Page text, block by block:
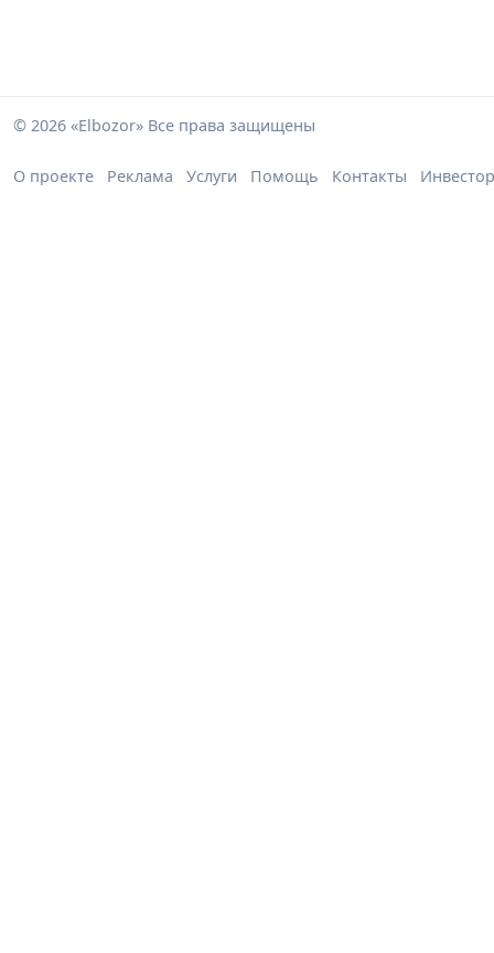
© 2026 «Elbozor» Все права защищены
О проекте Реклама Услуги Помощь Контакты